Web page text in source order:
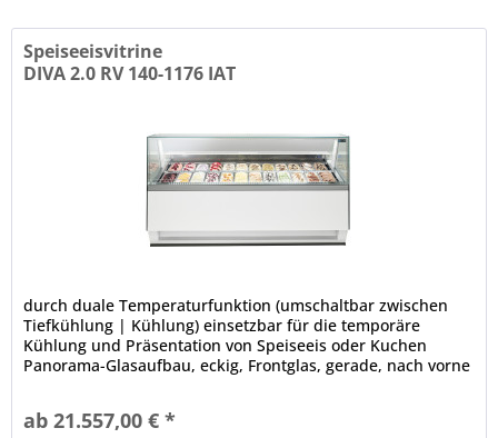
Speiseeisvitrine
DIVA 2.0 RV 140-1176 IAT
durch duale Temperaturfunktion (umschaltbar zwischen
Tiefkühlung | Kühlung) einsetzbar für die temporäre
Kühlung und Präsentation von Speiseeis oder Kuchen
Panorama-Glasaufbau, eckig, Frontglas, gerade, nach vorne
ab 21.557,00 € *